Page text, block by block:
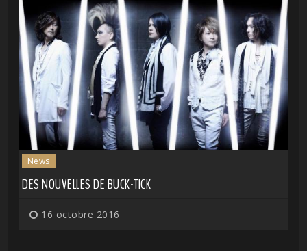
News
DES NOUVELLES DE BUCK-TICK
16 octobre 2016